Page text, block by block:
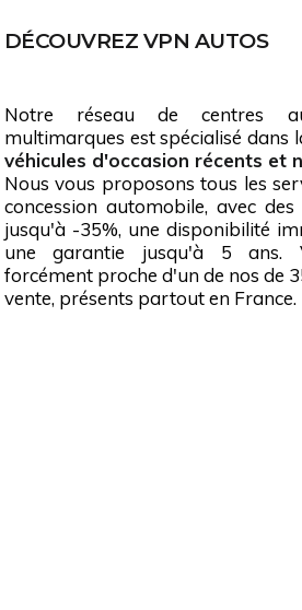
DÉCOUVREZ VPN AUTOS
Notre réseau de centres
multimarques est spécialisé dans
véhicules d'occasion récents et
Nous vous proposons tous les
concession automobile, avec
jusqu'à -35%, une disponibilité
une garantie jusqu'à 5 ans.
forcément proche d'un de nos de
vente, présents partout en France.